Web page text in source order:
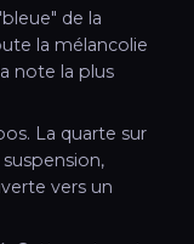
de la
la mélancolie
note la plus
La quarte sur
vers un